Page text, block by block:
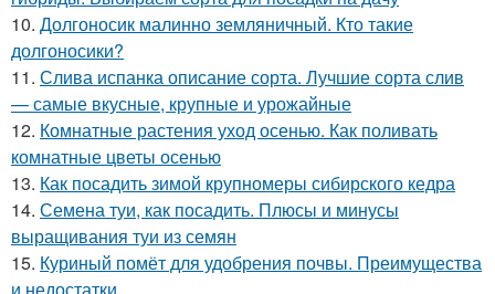
10. Долгоносик малинно земляничный. Кто такие
долгоносики?
11. Слива испанка описание сорта. Лучшие сорта слив
— самые вкусные, крупные и урожайные
12. Комнатные растения уход осенью. Как поливать
комнатные цветы осенью
13. Как посадить зимой крупномеры сибирского кедра
14. Семена туи, как посадить. Плюсы и минусы
выращивания туи из семян
15. Куриный помёт для удобрения почвы. Преимущества